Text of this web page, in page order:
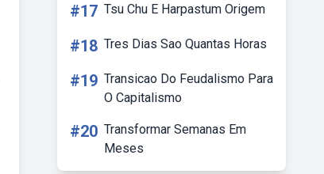
#17 Tsu Chu E Harpastum Origem
#18 Tres Dias Sao Quantas Horas
#19 Transicao Do Feudalismo Para
O Capitalismo
#20 Transformar Semanas Em
Meses